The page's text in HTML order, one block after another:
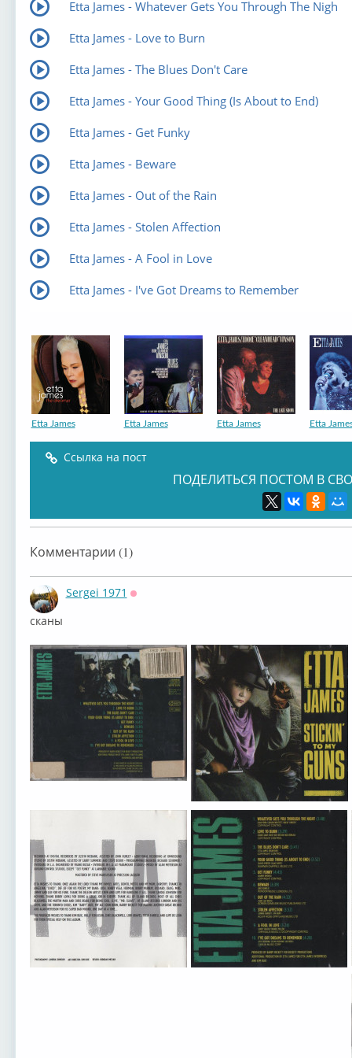
Etta James - Whatever Gets You Through The Nigh
Etta James - Love to Burn
Etta James - The Blues Don't Care
Etta James - Your Good Thing (Is About to End)
Etta James - Get Funky
Etta James - Beware
Etta James - Out of the Rain
Etta James - Stolen Affection
Etta James - A Fool in Love
Etta James - I've Got Dreams to Remember
Etta James Etta James Etta James Etta
Ссылка на пост
ПОДЕЛИТЬСЯ ПОСТОМ В
Комментарии (1)
Sergei 1971
сканы